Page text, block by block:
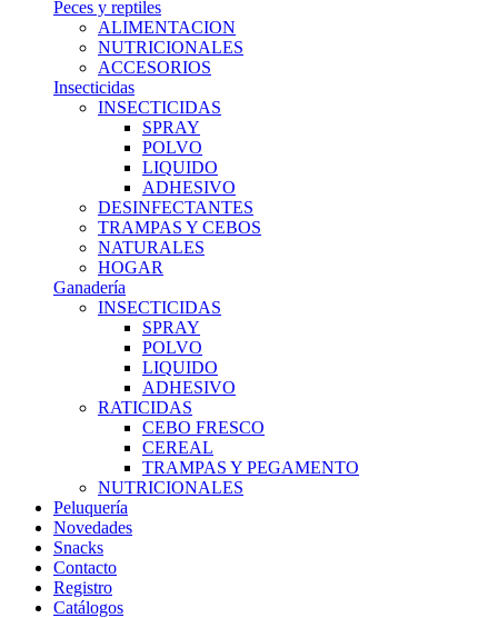
Peces y reptiles
ALIMENTACION
NUTRICIONALES
ACCESORIOS
Insecticidas
INSECTICIDAS
SPRAY
POLVO
LIQUIDO
ADHESIVO
DESINFECTANTES
TRAMPAS Y CEBOS
NATURALES
HOGAR
Ganadería
INSECTICIDAS
SPRAY
POLVO
LIQUIDO
ADHESIVO
RATICIDAS
CEBO FRESCO
CEREAL
TRAMPAS Y PEGAMENTO
NUTRICIONALES
Peluquería
Novedades
Snacks
Contacto
Registro
Catálogos